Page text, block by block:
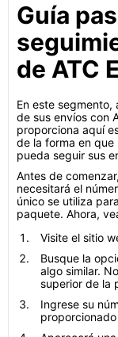
Guía
de ATC
En este
de sus envíos con
proporciona aquí
de la forma en
pueda seguir sus
Antes de
necesitará el
único se utiliza
paquete. Ahora,
Visite el sitio
Busque la
algo similar.
superior de la
Ingrese su